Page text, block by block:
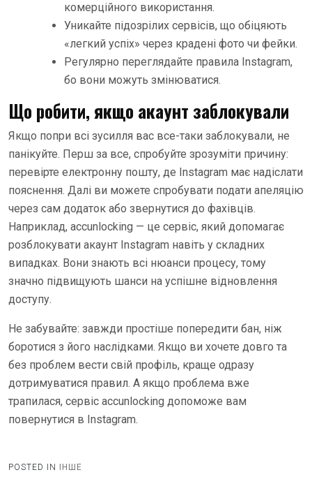
комерційного використання.
Уникайте підозрілих сервісів, що обіцяють
«легкий успіх» через крадені фото чи фейки.
Регулярно переглядайте правила Instagram,
бо вони можуть змінюватися.
Що робити, якщо акаунт заблокували
Якщо попри всі зусилля вас все-таки заблокували, не
панікуйте. Перш за все, спробуйте зрозуміти причину:
перевірте електронну пошту, де Instagram має надіслати
пояснення. Далі ви можете спробувати подати апеляцію
через сам додаток або звернутися до фахівців.
Наприклад, accunlocking — це сервіс, який допомагає
розблокувати акаунт Instagram навіть у складних
випадках. Вони знають всі нюанси процесу, тому
значно підвищують шанси на успішне відновлення
доступу.
Не забувайте: завжди простіше попередити бан, ніж
боротися з його наслідками. Якщо ви хочете довго та
без проблем вести свій профіль, краще одразу
дотримуватися правил. А якщо проблема вже
трапилася, сервіс accunlocking допоможе вам
повернутися в Instagram.
POSTED IN ІНШЕ